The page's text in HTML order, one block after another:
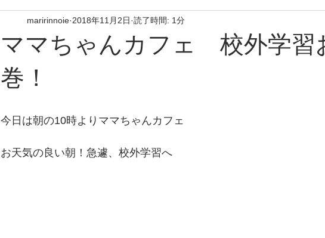
ママちゃんカフェ 校外学習
巻！
maririnnoie 2018年11月2日 読了時間: 1分
今日は朝の10時よりママちゃんカフェ
お天気の良い朝！急遽、校外学習へ